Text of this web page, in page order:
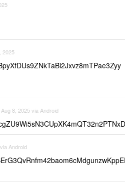
2025
Aug 8, 2025 via Android
Android